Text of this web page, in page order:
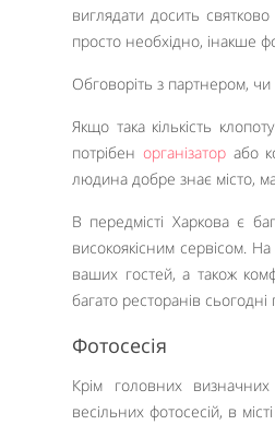
виглядати досить
просто необхідно, інакше
Обговоріть з партнером, чи
Якщо така кількість
потрібен організаторабо
людина добре знає місто,
В передмісті Харкова є
високоякісним сервісом.
ваших гостей, а також
багато ресторанів
Фотосесія
Крім головних
весільних фотосесій, в